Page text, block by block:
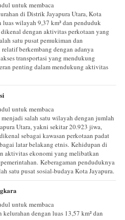
untuk membaca
di Distrik Jayapura Utara, Kota
luas wilayah 9,37 km² dan penduduk
dengan aktivitas perkotaan yang
satu pusat pemukiman dan
berkembang dengan adanya
transportasi yang mendukung
penting dalam mendukung aktivitas
untuk membaca
salah satu wilayah dengan jumlah
Utara, yakni sekitar 20.923 jiwa,
sebagai kawasan perkotaan padat
latar belakang etnis. Kehidupan di
aktivitas ekonomi yang melibatkan
Keberagaman penduduknya
satu pusat sosial-budaya Kota Jayapura.
untuk membaca
kelurahan dengan luas 13,57 km² dan